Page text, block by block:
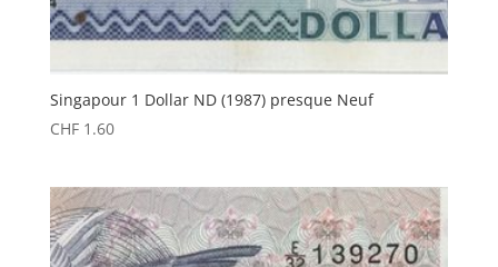
Singapour 1 Dollar ND (1987) presque Neuf
CHF1.60